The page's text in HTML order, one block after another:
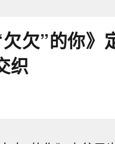
欠”的你》
织